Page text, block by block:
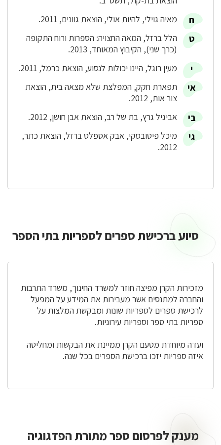
מאיה גוילי, להיות אולי, הוצאת גוונים, 2011.
הלל ברזל, המאה החצויה: הספרות ורוח התקופה
(כרך שני), הקיבוץ המאוחד, 2013.
מעין רוגל, היינו יכולות לנסוע, הוצאת כרמל, 2011.
תפארת חקק, המפלצת שלא מצאה בית, הוצאת
צור אות, 2012.
אביגיל גרץ, בת של רב, הוצאת אבן חושן, 2012.
מיכל פיטובסקי, אבק אספלט ברזל, הוצאת כתר,
2012.
הספר
סיוע ברכישת ספרים לספריות בתי הספר
מזכירות הקרן מפיצה חוזר למשרד החינוך, משרד התרבות
והחברה למתנסים אשר מעבירות את המידע על המפעל
לרכישת ספרים לספריות שונות ומבקשת המלצות על
ספריות בתי ספר וספריות עירוניות.
ועדה מיוחדת מטעם הקרן ממיינת את הבקשות ומחליטה
איזה ספריות יזכו ברכישת הספרים בכל שנה.
מענקמענק לפרסום ספר מתורת הפדגוגיה